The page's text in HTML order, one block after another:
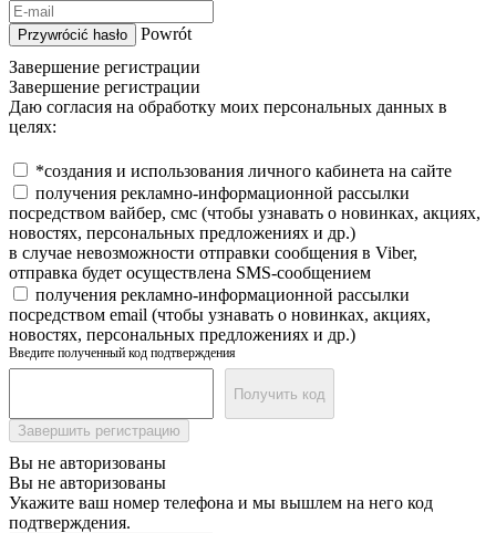
Przywrócić hasło
Powrót
Завершение регистрации
Завершение регистрации
Даю согласия на обработку моих персональных данных в
целях:
*создания и использования личного кабинета на сайте
получения рекламно-информационной рассылки
посредством вайбер, смс (чтобы узнавать о новинках, акциях,
новостях, персональных предложениях и др.)
в случае невозможности отправки сообщения в Viber,
отправка будет осуществлена SMS-сообщением
получения рекламно-информационной рассылки
посредством email (чтобы узнавать о новинках, акциях,
новостях, персональных предложениях и др.)
Введите полученный код подтверждения
Получить код
Завершить регистрацию
Вы не авторизованы
Вы не авторизованы
Укажите ваш номер телефона и мы вышлем на него код
подтверждения.